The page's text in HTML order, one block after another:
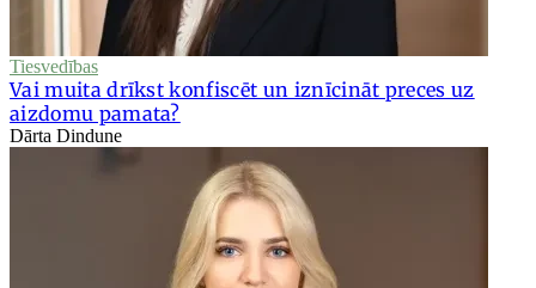
Tiesvedības
Vai muita drīkst konfiscēt un iznīcināt preces uz
aizdomu pamata?
Dārta Dindune